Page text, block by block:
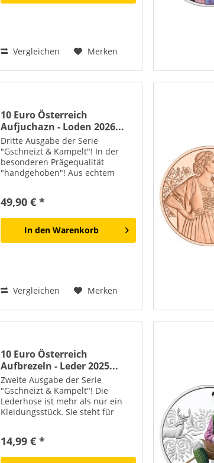
Vergleichen Merken
10 Euro Österreich
Aufjuchazn - Loden 2026...
Dritte Ausgabe der Serie
"Gschneizt & Kampelt"! In der
besonderen Prägequalität
"handgehoben"! Aus echtem
Loden und Tracht gehören heute
untrennbar zusammen. Wer
einen Janker...
49,90 € *
In den Warenkorb
Vergleichen Merken
10 Euro Österreich
Aufbrezeln - Leder 2025...
Zweite Ausgabe der Serie
"Gschneizt & Kampelt"! Die
Lederhose ist mehr als nur ein
Kleidungsstück. Sie steht für
für gelebte Tradition, die auch
heute noch begeistert. Mit...
14,99 € *